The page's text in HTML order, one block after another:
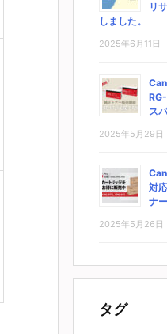
リ
しました。
2025年6月11日
ス
2025年5月29日
対
ナ
2025年5月26日
タグ